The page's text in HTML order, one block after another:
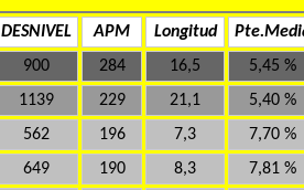
DESNIVEL APM Longitud
900 284 16,5
5,45 %
1139 229 21,1
5,40 %
562 196 7,3
7,70 %
649 190 8,3
7,81 %